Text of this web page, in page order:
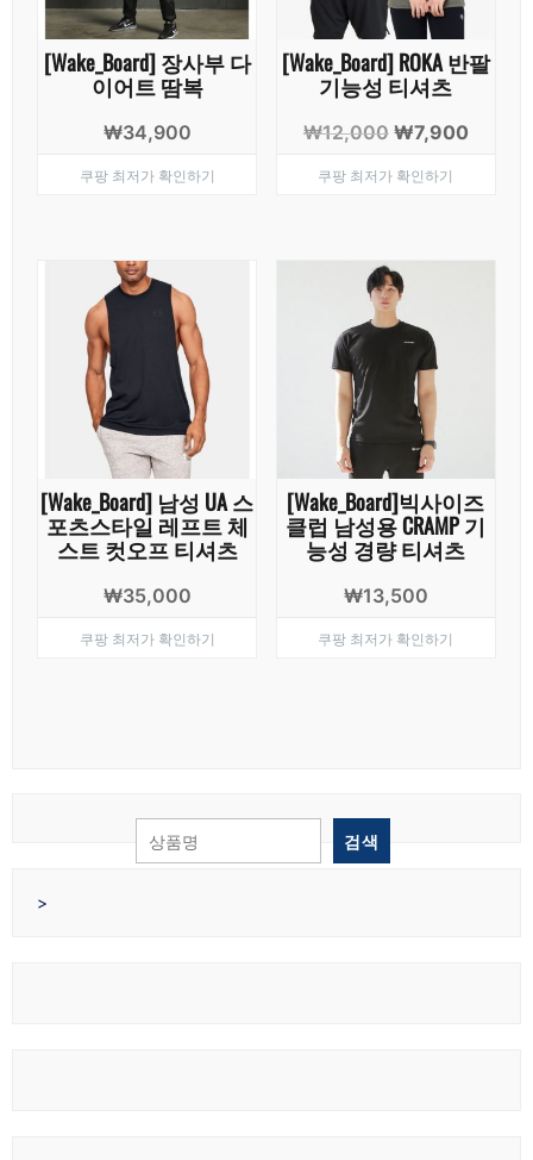
[Wake_Board] 장사부 다
이어트 땀복
₩34,900
쿠팡 최저가 확인하기
[Wake_Board] ROKA 반팔
기능성 티셔츠
₩12,000 원
가
₩7,900현
쿠팡 최저가 확인하기
[Wake_Board] 남성 UA 스
포츠스타일 레프트 체
스트 컷오프 티셔츠
₩35,000
쿠팡 최저가 확인하기
[Wake_Board]빅사이즈
클럽 남성용 CRAMP 기
능성 경량 티셔츠
₩13,500
쿠팡 최저가 확인하기
검색
>